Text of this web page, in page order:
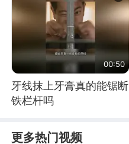
00:50
牙线抹上牙膏真的能锯断
铁栏杆吗
更多热门视频